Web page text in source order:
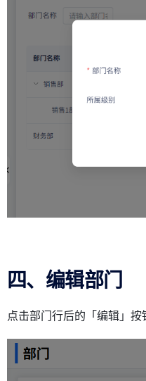
四、编辑部门
点击部门行后的「编辑」按